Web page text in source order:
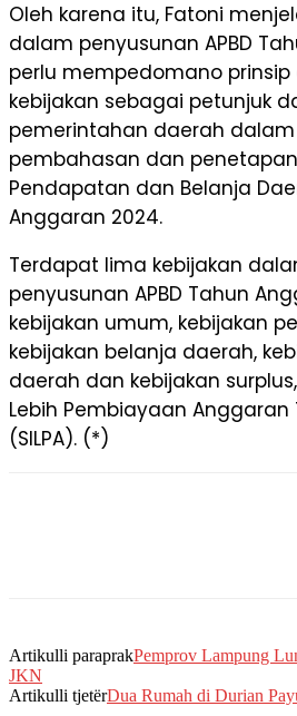
Oleh karena itu, Fatoni
dalam penyusunan APBD
perlu mempedomano prinsip
kebijakan sebagai petunjuk
pemerintahan daerah
pembahasan dan
Pendapatan dan Belanja
Anggaran 2024.
Terdapat lima kebijakan
penyusunan APBD Tahun
kebijakan umum, kebijakan
kebijakan belanja daerah,
daerah dan kebijakan
Lebih Pembiayaan Anggaran
(SILPA). (*)
Artikulli paraprakPemprov Lampung
JKN
Artikulli tjetërDua Rumah di Durian